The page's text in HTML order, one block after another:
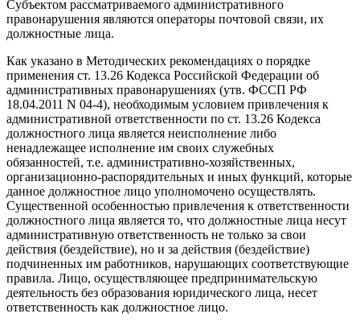
Субъектом рассматриваемого административного
правонарушения являются операторы почтовой связи, их
должностные лица.
Как указано в Методических рекомендациях о порядке
применения ст. 13.26 Кодекса Российской Федерации об
административных правонарушениях (утв. ФССП РФ
18.04.2011 N 04-4), необходимым условием привлечения к
административной ответственности по ст. 13.26 Кодекса
должностного лица является неисполнение либо
ненадлежащее исполнение им своих служебных
обязанностей, т.е. административно-хозяйственных,
организационно-распорядительных и иных функций, которые
данное должностное лицо уполномочено осуществлять.
Существенной особенностью привлечения к ответственности
должностного лица является то, что должностные лица несут
административную ответственность не только за свои
действия (бездействие), но и за действия (бездействие)
подчиненных им работников, нарушающих соответствующие
правила. Лицо, осуществляющее предпринимательскую
деятельность без образования юридического лица, несет
ответственность как должностное лицо.